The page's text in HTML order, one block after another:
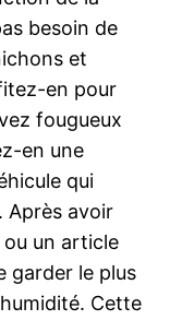
besoin de
et
en pour
fougueux
en une
qui
Après avoir
un article
garder le plus
Cette